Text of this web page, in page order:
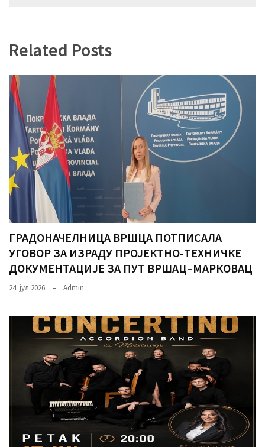
Related Posts
ГРАДОНАЧЕЛНИЦА ВРШЦА ПОТПИСАЛА
УГОВОР ЗА ИЗРАДУ ПРОЈЕКТНО-ТЕХНИЧКЕ
ДОКУМЕНТАЦИЈЕ ЗА ПУТ ВРШАЦ–МАРКОВАЦ
24. јул 2026. Admin